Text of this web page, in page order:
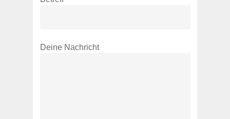
Deine Nachricht